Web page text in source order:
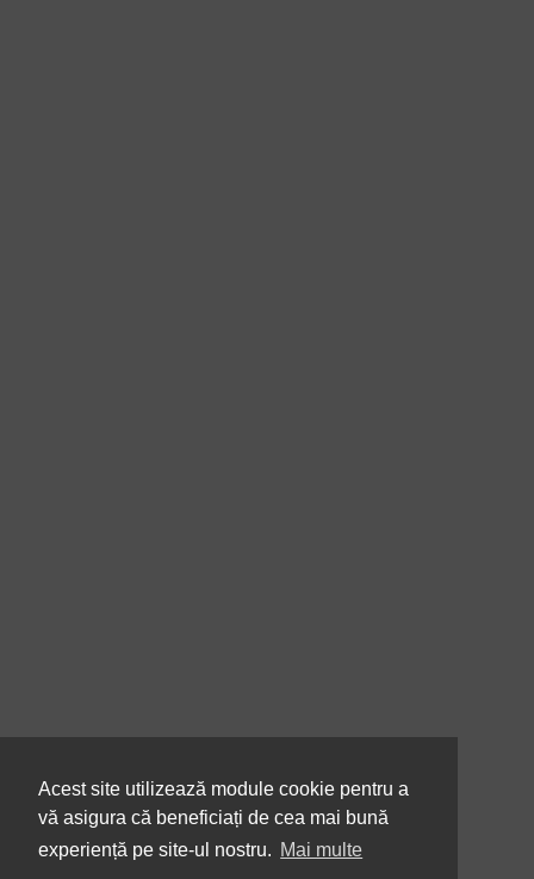
Acest site utilizează module cookie pentru a
vă asigura că beneficiați de cea mai bună
experiență pe site-ul nostru. Mai multe